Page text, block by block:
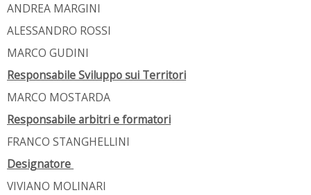
ANDREA MARGINI
ALESSANDRO ROSSI
MARCO GUDINI
Responsabile Sviluppo sui Territori
MARCO MOSTARDA
Responsabile arbitri e formatori
FRANCO STANGHELLINI
Designatore
VIVIANO MOLINARI